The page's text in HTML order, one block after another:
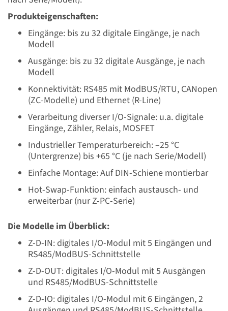
Produkteigenschaften:
Eingänge: bis zu 32 digitale Eingänge, je nach
Modell
Ausgänge: bis zu 32 digitale Ausgänge, je nach
Modell
Konnektivität: RS485 mit ModBUS/RTU, CANopen
(ZC-Modelle) und Ethernet (R-Line)
Verarbeitung diverser I/O-Signale: u.a. digitale
Eingänge, Zähler, Relais, MOSFET
Industrieller Temperaturbereich: –25 °C
(Untergrenze) bis +65 °C (je nach Serie/Modell)
Einfache Montage: Auf DIN-Schiene montierbar
Hot-Swap-Funktion: einfach austausch- und
erweiterbar (nur Z-PC-Serie)
Die Modelle im Überblick:
Z-D-IN: digitales I/O-Modul mit 5 Eingängen und
RS485/ModBUS-Schnittstelle
Z-D-OUT: digitales I/O-Modul mit 5 Ausgängen
und RS485/ModBUS-Schnittstelle
Z-D-IO: digitales I/O-Modul mit 6 Eingängen, 2